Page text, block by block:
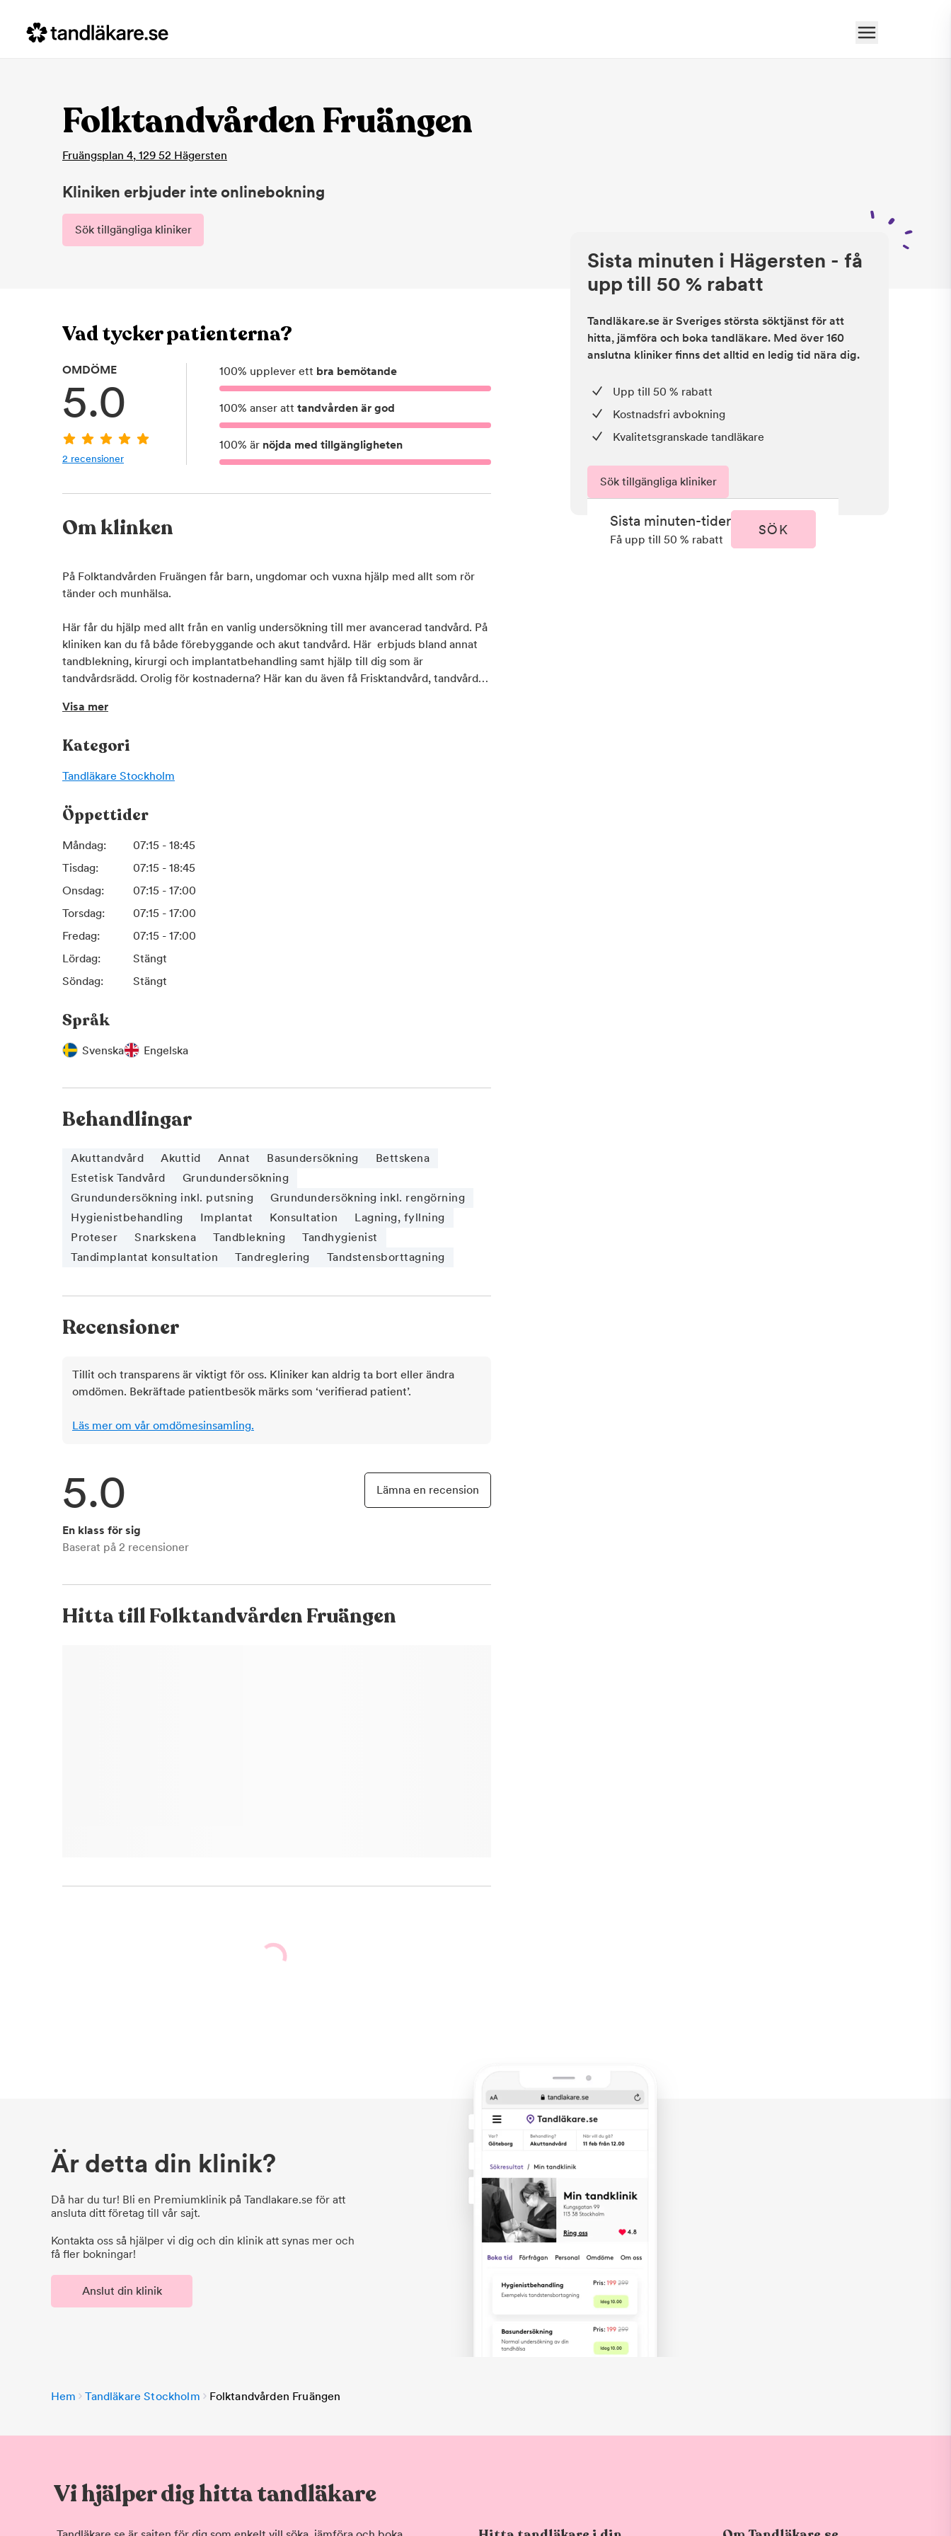
Folktandvården Fruängen
Fruängsplan 4, 129 52 Hägersten
Kliniken erbjuder inte onlinebokning
Sök tillgängliga kliniker
Vad tycker patienterna?
OMDÖME
5.0
2 recensioner
100% upplever ett bra bemötande
100% anser att tandvården är god
100% är nöjda med tillgängligheten
Sista minuten i Hägersten - få
upp till 50 % rabatt
Tandläkare.se är Sveriges största söktjänst för att
hitta, jämföra och boka tandläkare. Med över 160
anslutna kliniker finns det alltid en ledig tid nära dig.
Upp till 50 % rabatt
Kostnadsfri avbokning
Kvalitetsgranskade tandläkare
Sök tillgängliga kliniker
Sista minuten-tider
Få upp till 50 % rabatt
SÖK
Om klinken
På Folktandvården Fruängen får barn, ungdomar och vuxna hjälp med allt som rör
tänder och munhälsa.
Här får du hjälp med allt från en vanlig undersökning till mer avancerad tandvård. På
kliniken kan du få både förebyggande och akut tandvård. Här erbjuds bland annat
tandblekning, kirurgi och implantatbehandling samt hjälp till dig som är
tandvårdsrädd. Orolig för kostnaderna? Här kan du även få Frisktandvård, tandvård
inom alla specialistområden och du får tandvård anpassad efter just dina behov. Vid
Fleminggatan 48 (intill Västermalmsgallerian).
Visa mer
Kategori
Tandläkare Stockholm
Öppettider
Måndag:
07:15 - 18:45
Tisdag:
07:15 - 18:45
Onsdag:
07:15 - 17:00
Torsdag:
07:15 - 17:00
Fredag:
07:15 - 17:00
Lördag:
Stängt
Söndag:
Stängt
Språk
Svenska Engelska
Behandlingar
Akuttandvård Akuttid Annat Basundersökning
Bettskena
Estetisk Tandvård
Grundundersökning
Grundundersökning inkl. putsning
Grundundersökning inkl. rengörning
Hygienistbehandling
Implantat Konsultation
Lagning, fyllning
Proteser
Snarkskena Tandblekning
Tandhygienist
Tandimplantat konsultation
Tandreglering Tandstensborttagning
Recensioner
Tillit och transparens är viktigt för oss. Kliniker kan aldrig ta bort eller ändra
omdömen. Bekräftade patientbesök märks som ‘verifierad patient’.
Läs mer om vår omdömesinsamling.
5.0
En klass för sig
Baserat på 2 recensioner
Lämna en recension
Hitta tillFolktandvården Fruängen
Är detta din klinik?
Då har du tur! Bli en Premiumklinik på Tandlakare.se för att
ansluta ditt företag till vår sajt.
Kontakta oss så hjälper vi dig och din klinik att synas mer och
få fler bokningar!
Anslut din klinik
Hem Tandläkare Stockholm Folktandvården Fruängen
Vi hjälper dig hitta tandläkare